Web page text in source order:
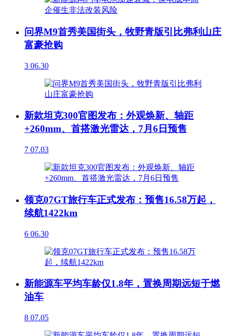
问界M9首秀美国街头，牧野青版引比弗利山庄
富豪抢购
3 06.30
新款坦克300官图发布：外观焕新、轴距
+260mm、首搭激光雷达，7月6日预售
7 07.03
领克07GT旅行车正式发布：预售16.58万起，
续航1422km
6 06.30
新能源车平均车龄仅1.8年，置换周期远短于燃
油车
8 07.05